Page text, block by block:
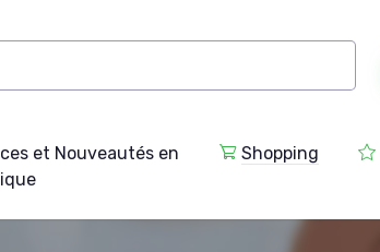
et Nouveautés en
Shopping